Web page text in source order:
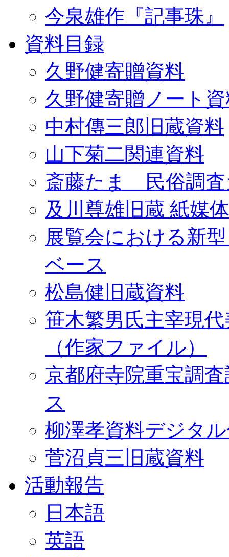
今泉雄作『記事珠』
資料目録
久野健寄贈資料
久野健寄贈ノート
中村傳三郎旧蔵資料
山下菊二関連資料
斎藤たま 民俗調査
及川尊雄旧蔵 紙媒
展覧会における新
ベース
松島健旧蔵資料
笹木繁男氏主宰現
（作家ファイル）
京都府寺院重宝調
ス
柳澤孝資料デジタ
菅沼貞三旧蔵資料
活動報告
日本語
英語